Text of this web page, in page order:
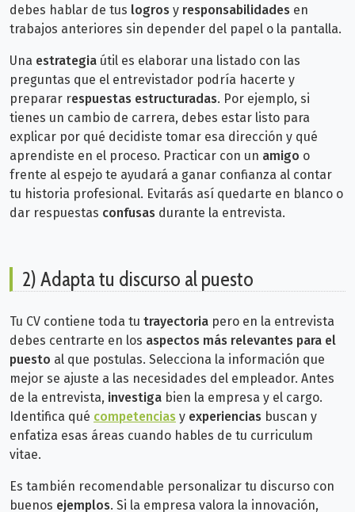
debes hablar de tus logros y responsabilidades en
trabajos anteriores sin depender del papel o la pantalla.
Una estrategia útil es elaborar una listado con las
preguntas que el entrevistador podría hacerte y
preparar respuestas estructuradas. Por ejemplo, si
tienes un cambio de carrera, debes estar listo para
explicar por qué decidiste tomar esa dirección y qué
aprendiste en el proceso. Practicar con un amigo o
frente al espejo te ayudará a ganar confianza al contar
tu historia profesional. Evitarás así quedarte en blanco o
dar respuestas confusas durante la entrevista.
2) Adapta tu discurso al puesto
Tu CV contiene toda tu trayectoria pero en la entrevista
debes centrarte en los aspectos más relevantes para el
puesto al que postulas. Selecciona la información que
mejor se ajuste a las necesidades del empleador. Antes
de la entrevista, investiga bien la empresa y el cargo.
Identifica qué competencias y experiencias buscan y
enfatiza esas áreas cuando hables de tu curriculum
vitae.
Es también recomendable personalizar tu discurso con
buenos ejemplos. Si la empresa valora la innovación,